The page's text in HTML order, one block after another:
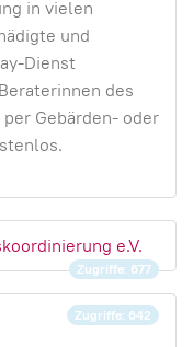
in vielen
und
Dienst
des
Gebärden- oder
e.V.
Zugriffe: 677
Zugriffe: 642